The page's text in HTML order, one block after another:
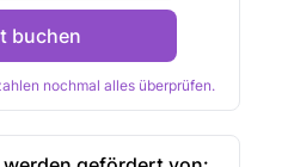
buchen
nochmal alles überprüfen.